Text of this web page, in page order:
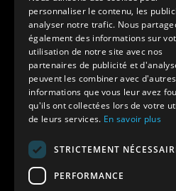
Aides financières pour partir
Charte de confidentialité
Vacances Adaptées Adulte
Modes de règlement acceptés
Chèque, Virement,
personnaliser le contenu, les
analyser notre trafic. Nous
également des informations sur
utilisation de notre site avec nos
partenaires de publicité et
peuvent les combiner avec d'autres
informations que vous leur avez
qu'ils ont collectées lors de votre
de leurs services. En savoir plus
STRICTEMENT
PERFORMANCE